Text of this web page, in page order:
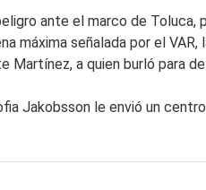
ante el marco de
máxima señalada por el VAR,
Martínez, a quien burló para
Jakobsson le envió un